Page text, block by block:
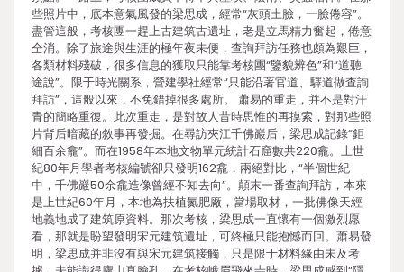
些照片中，底本意氣風發的梁思成，經常“灰頭土臉，一臉倦容”。
盡管這般，考核團一趕上古建筑古遺址，老是立馬精力奮起，倦意
全消。除了旅途與生涯的極年夜未便，查詢拜訪任務也頗為艱巨，
各類材料殘破，很多信息的獲取只能靠考核團“鑒貌辨色”和“道聽
途說”。限于時光關系，營建學社經常“只能沿著官道、驛道做查詢
拜訪”，這般以來，不免錯掉很多處所。 蕭易的重走，并不是對汗
青的簡略重復。此次重走，是對故人昔時思惟的再摸索，對那些照
片背后暗藏的敘事再發掘。在尋訪夾江千佛巖后，梁思成記錄“鉅
細百余龕”。而在1958年本地文物單元統計石窟數共220龕。上世
紀80年月學者考核編號卻只發明162龕，兩絕對比，“半個世紀
中，千佛巖50余龕造像曾經不知去向”。顛末一番查詢拜訪，本來
是上世紀60年月，本地為扶植氮肥廠，當場取材，一批佛像天經
地義地成了建筑原資料。那次考核，梁思成一直懷有一個激烈愿
看，那就是盼望發明宋元建筑遺址，可終極只能抱憾而回。蕭易發
明，梁思成并非沒有與宋元建筑接觸，只是限于材料緣由未及考